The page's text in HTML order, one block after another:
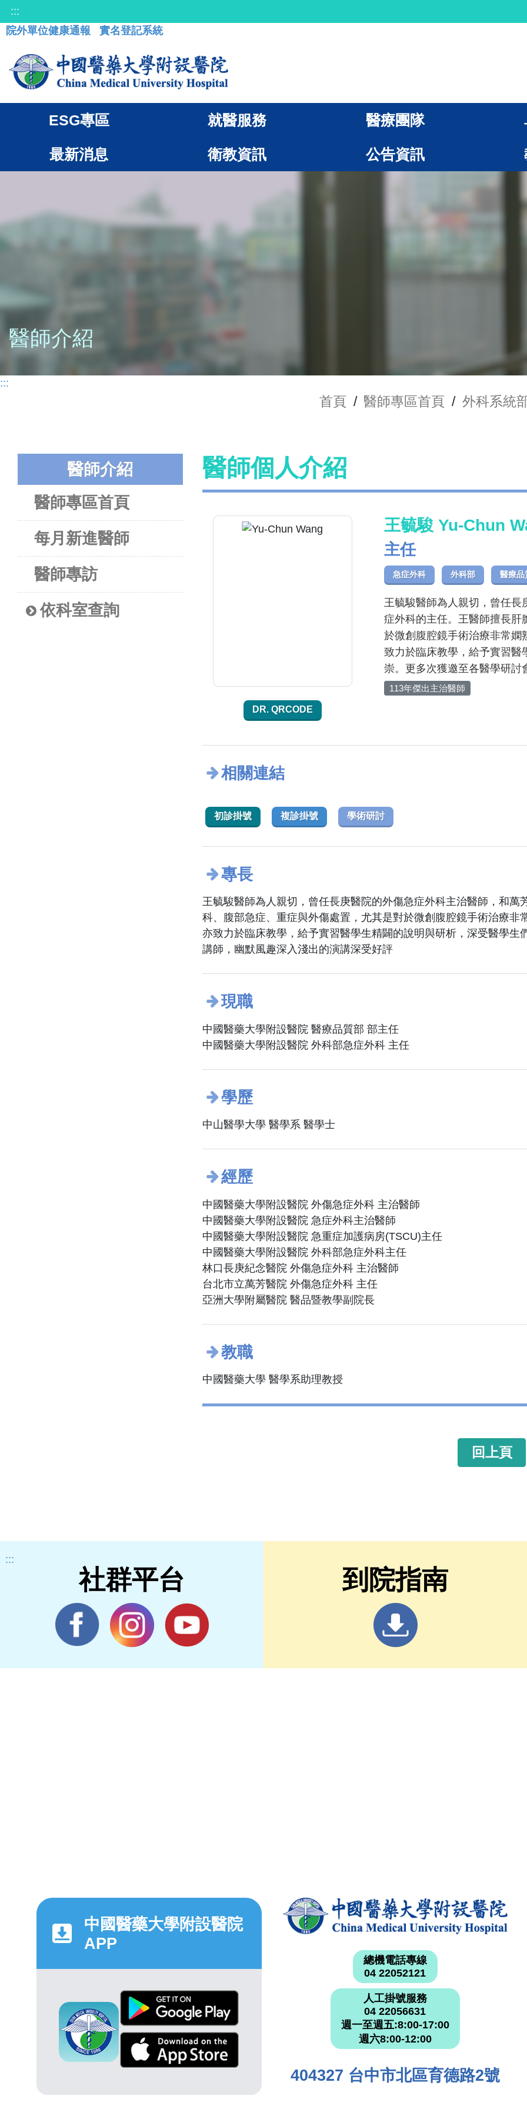
:::
院外單位健康通報
實名登記系統
ESG專區 就醫服務 醫療團隊
最新消息 衛教資訊 公告資訊
醫師介紹
:::
首頁 / 醫師專區首頁 / 外科系統
醫師介紹
醫師專區首頁
每月新進醫師
醫師專訪
依科室查詢
醫師個人介紹
DR. QRCODE
王毓駿 Yu-Chun
主任
急症外科 外科部 醫療品
王毓駿醫師為人親切，曾任長
症外科的主任。王醫師擅長肝
於微創腹腔鏡手術治療非常嫻
致力於臨床教學，給予實習醫
崇。更多次獲邀至各醫學研
113年傑出主治醫師
相關連結
初診掛號 複診掛號 學術研討
專長
王毓駿醫師為人親切，曾任長庚醫院的外傷急症外科主治醫師，和
科、腹部急症、重症與外傷處置，尤其是對於微創腹腔鏡手術治療
亦致力於臨床教學，給予實習醫學生精闢的說明與研析，深受醫學
講師，幽默風趣深入淺出的演講深受好評
現職
中國醫藥大學附設醫院 醫療品質部 部主任
中國醫藥大學附設醫院 外科部急症外科 主任
學歷
中山醫學大學 醫學系 醫學士
經歷
中國醫藥大學附設醫院 外傷急症外科 主治醫師
中國醫藥大學附設醫院 急症外科主治醫師
中國醫藥大學附設醫院 急重症加護病房(TSCU)主任
中國醫藥大學附設醫院 外科部急症外科主任
林口長庚紀念醫院 外傷急症外科 主治醫師
台北市立萬芳醫院 外傷急症外科 主任
亞洲大學附屬醫院 醫品暨教學副院長
教職
中國醫藥大學 醫學系助理教授
回上頁
:::
社群平台 到院指南
中國醫藥大學附設醫院
APP
總機電話專線
04 22052121
人工掛號服務
04 22056631
週一至週五:8:00-17:00
週六8:00-12:00
404327 台中市北區育德路2號